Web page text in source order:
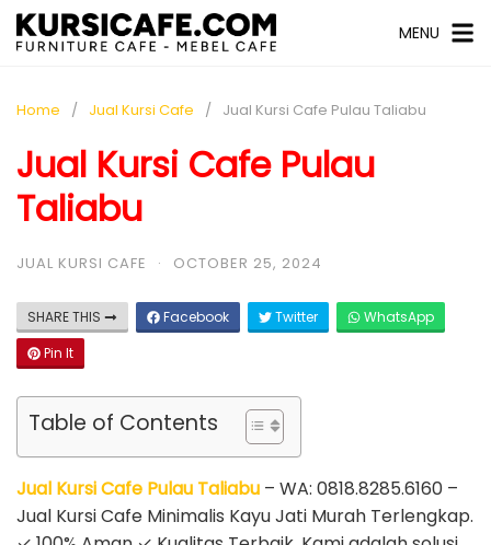
MENU
Home Jual Kursi Cafe Jual Kursi Cafe Pulau Taliabu
Jual Kursi Cafe Pulau
Taliabu
JUAL KURSI CAFE · OCTOBER 25, 2024
SHARE THIS Facebook Twitter
WhatsApp
Pin It
Table of Contents
Jual Kursi Cafe Pulau Taliabu – WA: 0818.8285.6160 –
Jual Kursi Cafe Minimalis Kayu Jati Murah Terlengkap.